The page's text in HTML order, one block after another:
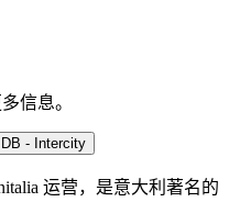
信息。
DB - Intercity
运营，是意大利著名的